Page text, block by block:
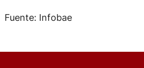
Fuente: Infobae